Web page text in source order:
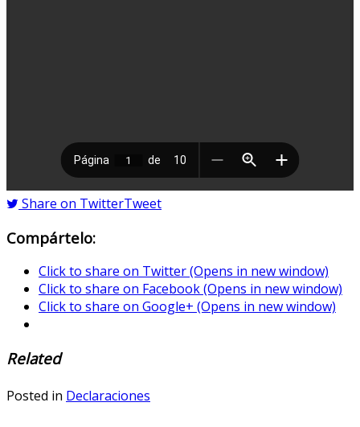
Share on TwitterTweet
Compártelo:
Click to share on Twitter (Opens in new window)
Click to share on Facebook (Opens in new window)
Click to share on Google+ (Opens in new window)
Related
Posted in Declaraciones